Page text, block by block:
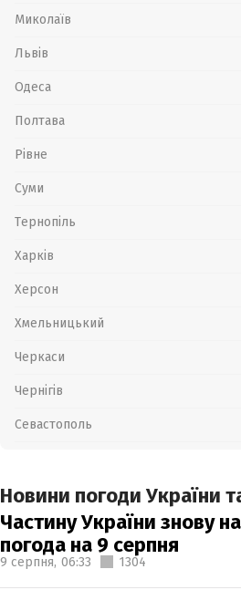
Миколаїв
Львів
Одеса
Полтава
Рівне
Суми
Тернопіль
Харків
Херсон
Хмельницький
Черкаси
Чернігів
Севастополь
Новини погоди України
Частину України знову
погода на 9 серпня
9 серпня, 06:33 1304